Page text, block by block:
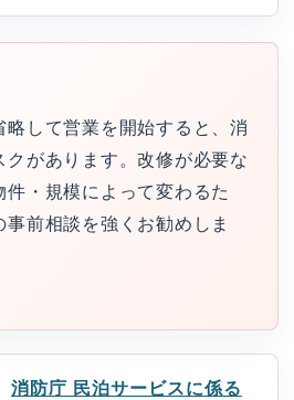
して営業を開始すると、消
クがあります。改修が必要な
・規模によって変わるた
前相談を強くお勧めしま
消防庁 民泊サービスに係る